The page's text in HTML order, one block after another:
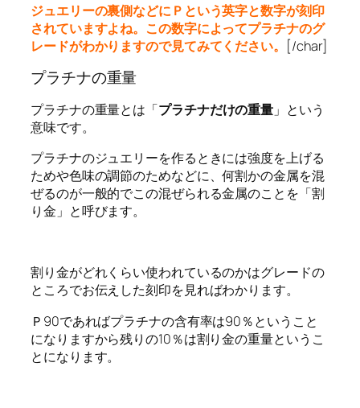
ジュエリーの裏側などにＰという英字と数字が刻印
されていますよね。この数字によってプラチナのグ
レードがわかりますので見てみてください。 [/char]
プラチナの重量
プラチナの重量とは「プラチナだけの重量 」という
意味です。
プラチナのジュエリーを作るときには強度を上げる
ためや色味の調節のためなどに、何割かの金属を混
ぜるのが一般的でこの混ぜられる金属のことを「割
り金」と呼びます。
割り金がどれくらい使われているのかはグレードの
ところでお伝えした刻印を見ればわかります。
Ｐ90であればプラチナの含有率は90％ということ
になりますから残りの10％は割り金の重量というこ
とになります。